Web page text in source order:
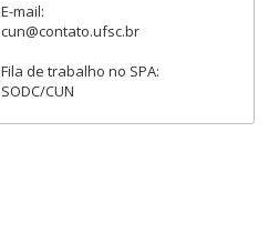
E-mail:
cun@contato.ufsc.br
Fila de trabalho no SPA:
SODC/CUN